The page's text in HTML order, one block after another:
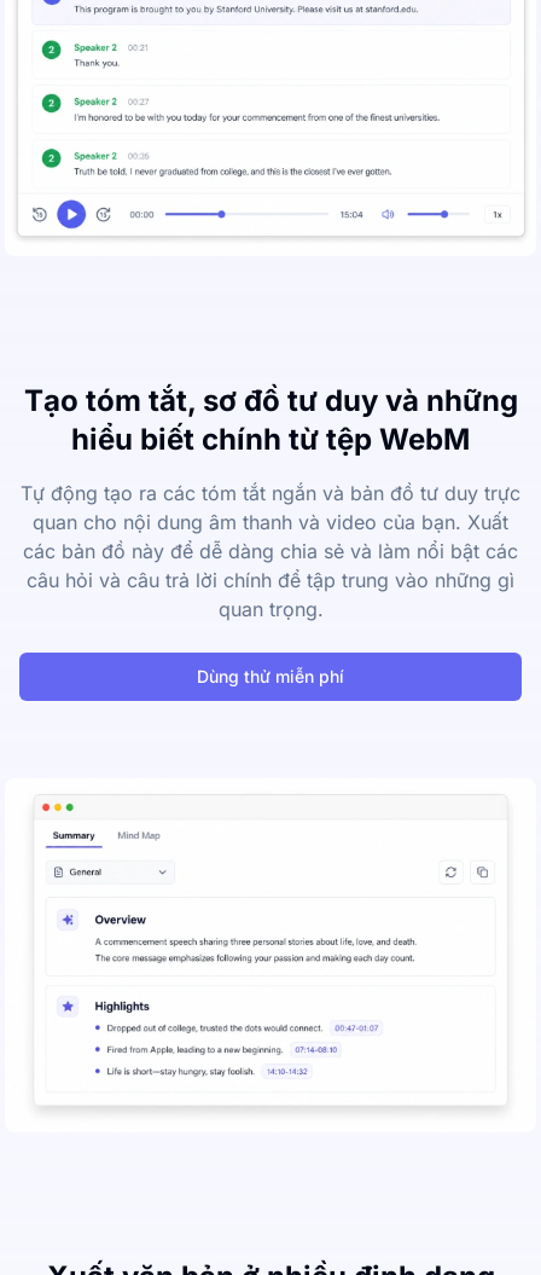
Tạo tóm tắt, sơ đồ tư duy và những
hiểu biết chính từ tệp WebM
Tự động tạo ra các tóm tắt ngắn và bản đồ tư duy trực
quan cho nội dung âm thanh và video của bạn. Xuất
các bản đồ này để dễ dàng chia sẻ và làm nổi bật các
câu hỏi và câu trả lời chính để tập trung vào những gì
quan trọng.
Dùng thử miễn phí